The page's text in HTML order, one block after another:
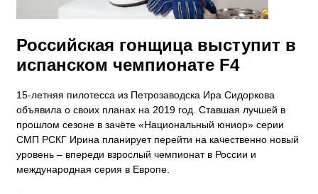
Российская гонщица выступит в
испанском чемпионате F4
15-летняя пилотесса из Петрозаводска Ира Сидоркова
объявила о своих планах на 2019 год. Ставшая лучшей в
прошлом сезоне в зачёте «Национальный юниор» серии
СМП РСКГ Ирина планирует перейти на качественно новый
уровень – впереди взрослый чемпионат в России и
международная серия в Европе.